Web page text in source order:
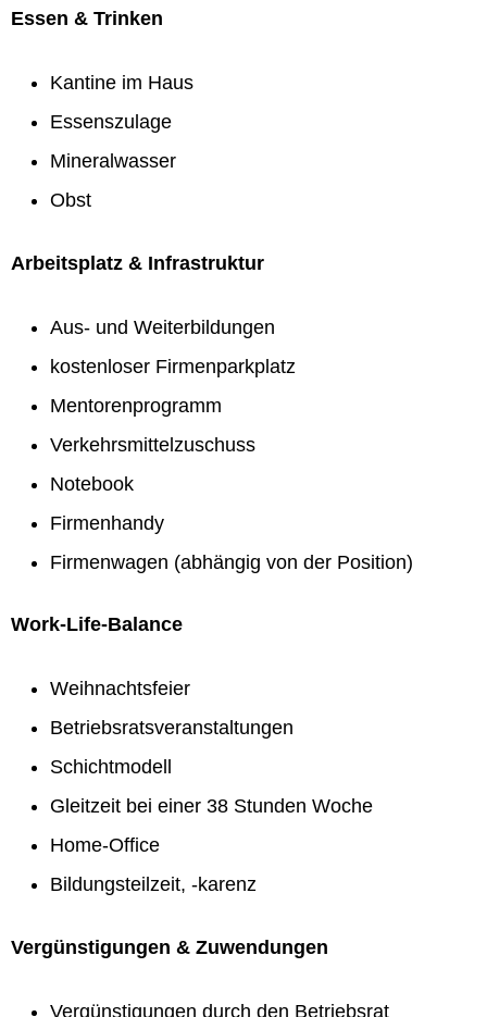
Essen & Trinken
Kantine im Haus
Essenszulage
Mineralwasser
Obst
Arbeitsplatz & Infrastruktur
Aus- und Weiterbildungen
kostenloser Firmenparkplatz
Mentorenprogramm
Verkehrsmittelzuschuss
Notebook
Firmenhandy
Firmenwagen (abhängig von der Position)
Work-Life-Balance
Weihnachtsfeier
Betriebsratsveranstaltungen
Schichtmodell
Gleitzeit bei einer 38 Stunden Woche
Home-Office
Bildungsteilzeit, -karenz
Vergünstigungen & Zuwendungen
Vergünstigungen durch den Betriebsrat